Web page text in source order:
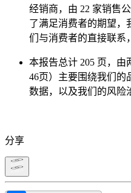
经销商，由 22 家销售
了满足消费者的期望，
们与消费者的直接联系
本报告总计 205 页，由
46页）主要围绕我们的
数据，以及我们的风险
分享